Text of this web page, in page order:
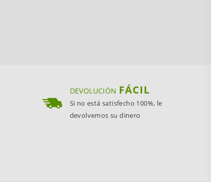
DEVOLUCIÓN FÁCIL
Si no está satisfecho 100%, le
devolvemos su dinero